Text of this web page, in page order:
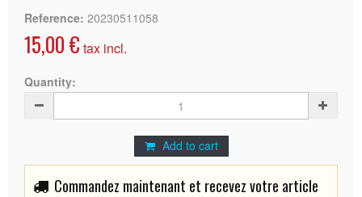
Reference: 20230511058
15,00 € tax incl.
Quantity:
Add to cart
Commandez maintenant et recevez votre article